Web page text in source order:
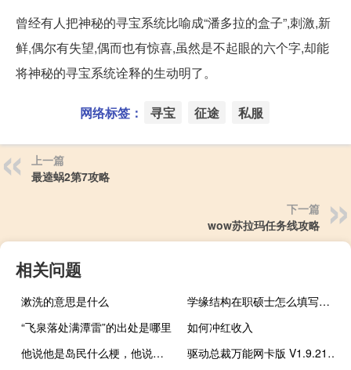
曾经有人把神秘的寻宝系统比喻成“潘多拉的盒子”,刺激,新
鲜,偶尔有失望,偶而也有惊喜,虽然是不起眼的六个字,却能
将神秘的寻宝系统诠释的生动明了。
网络标签： 寻宝 征途 私服
上一篇
最逵蜗2第7攻略
下一篇
wow苏拉玛任务线攻略
相关问题
漱洗的意思是什么
学缘结构在职硕士怎么填写（学缘结构）
“飞泉落处满潭雷”的出处是哪里
如何冲红收入
他说他是岛民什么梗，他说他是岛民是什么意思？什么梗
驱动总裁万能网卡版 V1.9.21.0 免安装版（驱动总裁万能网卡版 V1.9.21.0 免安装版功能简介）